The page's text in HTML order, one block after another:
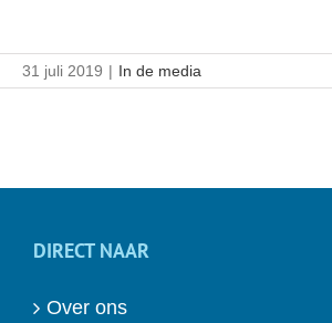
31 juli 2019 | In de media
DIRECT NAAR
Over ons